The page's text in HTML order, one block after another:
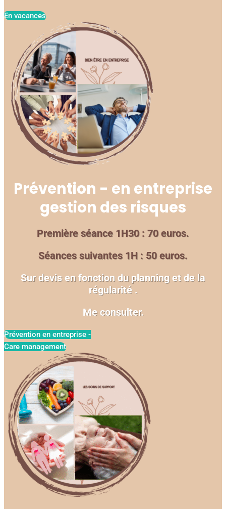
En vacances
Prévention - en entreprise
gestion des risques
Première séance 1H30 : 70 euros.
Séances suivantes 1H : 50 euros.
Sur devis en fonction du planning et de la
régularité .
Me consulter.
Prévention en entreprise -
Care management